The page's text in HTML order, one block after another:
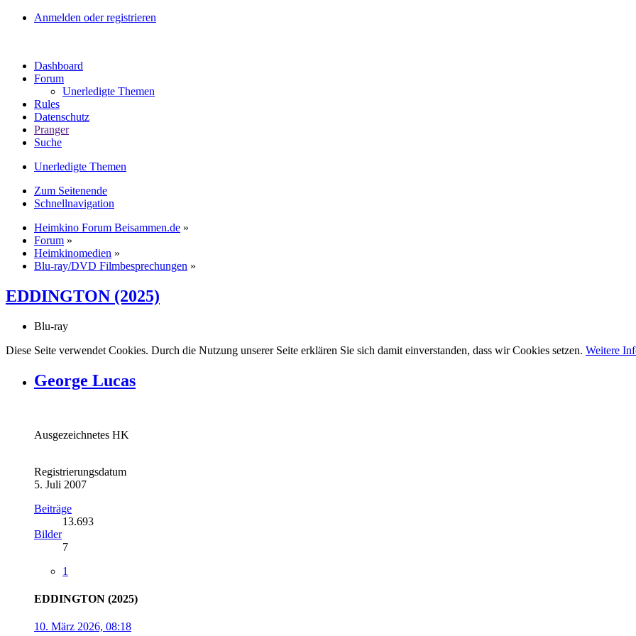
Anmelden oder registrieren
Dashboard
Forum
Unerledigte Themen
Rules
Datenschutz
Pranger
Suche
Unerledigte Themen
Zum Seitenende
Schnellnavigation
Heimkino Forum Beisammen.de »
Forum »
Heimkinomedien »
Blu-ray/DVD Filmbesprechungen »
EDDINGTON (2025)
Blu-ray
Diese Seite verwendet Cookies. Durch die Nutzung unserer Seite erklären Sie sich damit einverstanden, dass wir Cookies setzen. Weitere
George Lucas
Ausgezeichnetes HK
Registrierungsdatum
5. Juli 2007
Beiträge
13.693
Bilder
7
1
EDDINGTON (2025)
10. März 2026, 08:18